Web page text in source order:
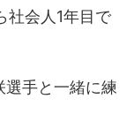
社会人1年目で
手と一緒に練